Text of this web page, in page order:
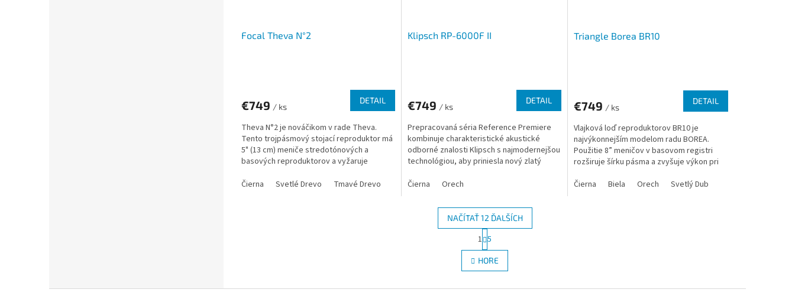
Focal Theva N°2
€749 / ks
DETAIL
Theva N°2 je nováčikom v rade Theva.
Tento trojpásmový stojací reproduktor má
5" (13 cm) meniče stredotónových a
basových reproduktorov a vyžaruje
Čierna
Svetlé Drevo Tmavé Drevo
Klipsch RP-6000F II
€749 / ks
DETAIL
Prepracovaná séria Reference Premiere
kombinuje charakteristické akustické
odborné znalosti Klipsch s najmodernejšou
technológiou, aby priniesla nový zlatý
Čierna
Orech
Triangle Borea BR10
€749 / ks
DETAIL
Vlajková loď reproduktorov BR10 je
najvýkonnejším modelom radu BOREA.
Použitie 8” meničov v basovom registri
rozširuje šírku pásma a zvyšuje výkon pri
Čierna
Biela Orech Svetlý Dub
O
v
l
d
NAČÍTAŤ 12 ĎALŠÍCH
t
r
á
n
1 5
HORE